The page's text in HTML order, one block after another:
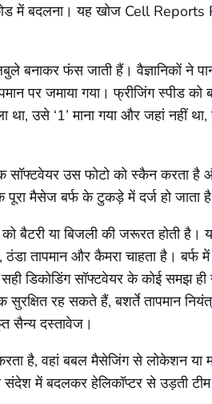
में बदलना। यह खोज Cell
बनाकर फंस जाती हैं। वैज्ञानिकों ने
पर जमाया गया। फ्रीजिंग स्पीड
उसे ‘1’ माना गया और जहां नहीं
सॉफ्टवेयर उस फोटो को स्कैन करता है
मैसेज बर्फ के टुकड़े में दर्ज हो जाता
बैटरी या बिजली की जरूरत होती
ठंडा तापमान और कैमरा चाहता है। बर्फ
डिकोडिंग सॉफ्टवेयर के कोई समझ
रह सकते हैं, बशर्ते तापमान
सैन्य दस्तावेज।
है, वहां बबल मैसेजिंग से लोकेशन या
संदेश में बदलकर हेलिकॉप्टर से उड़ती